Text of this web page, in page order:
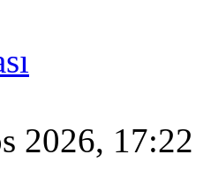
2026, 17:22